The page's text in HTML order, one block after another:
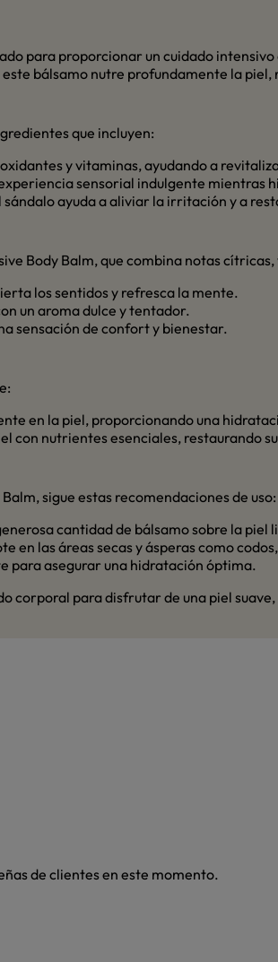
para proporcionar un cuidado
bálsamo nutre profundamente la
que incluyen:
y vitaminas, ayudando a
sensorial indulgente mientras
ayuda a aliviar la irritación y a
Body Balm, que combina notas
los sentidos y refresca la mente.
un aroma dulce y tentador.
sensación de confort y bienestar.
en la piel, proporcionando una
con nutrientes esenciales, restaurando
sigue estas recomendaciones de uso:
cantidad de bálsamo sobre la piel
en las áreas secas y ásperas como
para asegurar una hidratación óptima.
corporal para disfrutar de una piel
de clientes en este momento.